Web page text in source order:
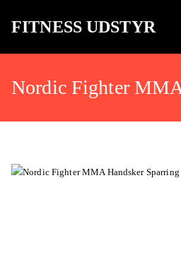
FITNESS UDSTYR
Nordic Fighter